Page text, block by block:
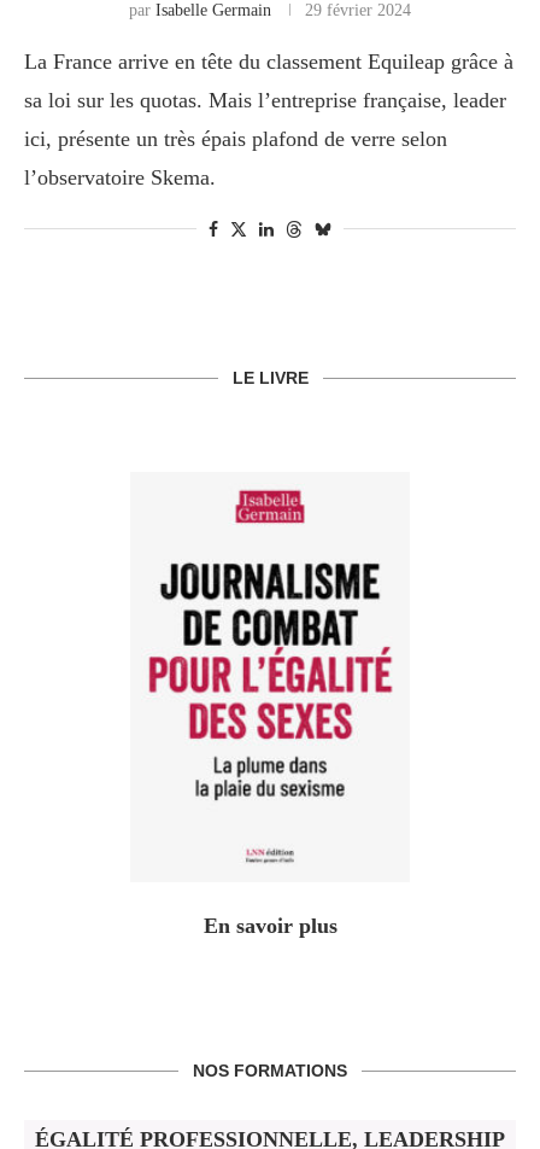
par Isabelle Germain 29 février 2024
La France arrive en tête du classement Equileap grâce à
sa loi sur les quotas. Mais l’entreprise française, leader
ici, présente un très épais plafond de verre selon
l’observatoire Skema.
LE LIVRE
En savoir plus
NOS FORMATIONS
ÉGALITÉ PROFESSIONNELLE, LEADERSHIP